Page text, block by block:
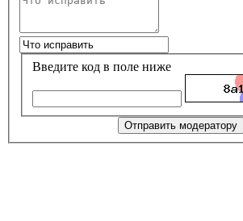
Введите код в поле ниже
Отправить модератору